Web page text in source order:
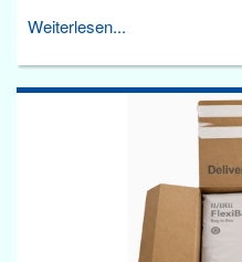
Weiterlesen...